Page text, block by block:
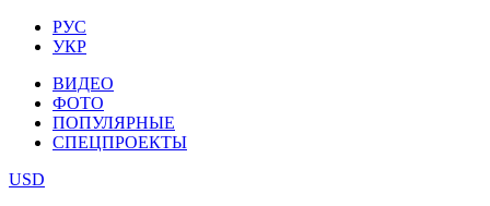
РУС
УКР
ВИДЕО
ФОТО
ПОПУЛЯРНЫЕ
СПЕЦПРОЕКТЫ
USD